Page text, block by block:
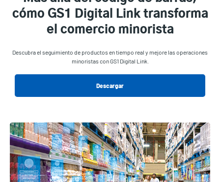
cómo GS1 Digital Link transforma
el comercio minorista
Descubra el seguimiento de productos en tiempo real y mejore las operaciones
minoristas con GS1 Digital Link.
Descargar